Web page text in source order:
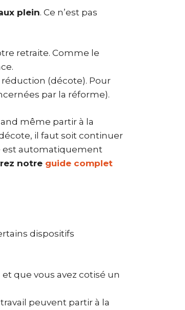
plein. Ce n’est pas
retraite. Comme le
(décote). Pour
par la réforme).
même partir à la
il faut soit continuer
est automatiquement
notre guide complet
dispositifs
et que vous avez cotisé un
peuvent partir à la